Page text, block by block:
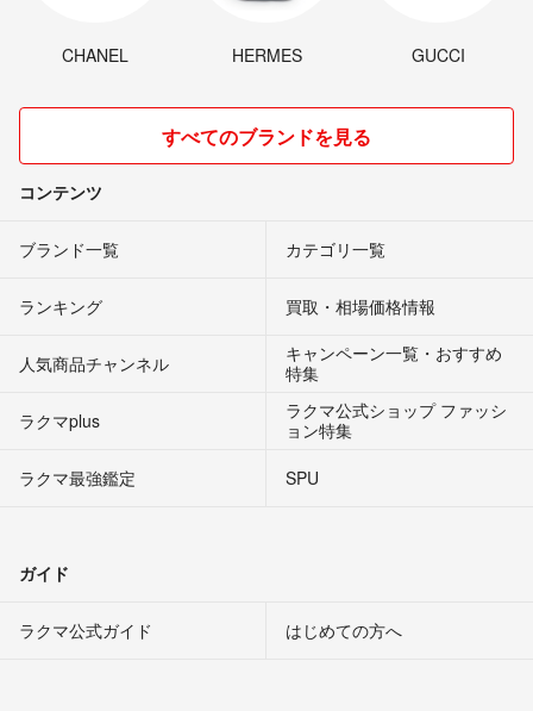
CHANEL HERMES GUCCI
すべてのブランドを見る
コンテンツ
ブランド一覧 カテゴリ一覧
ランキング 買取・相場価格情報
人気商品チャンネル
キャンペーン一覧・おすすめ
特集
ラクマplus
ラクマ公式ショップ ファッシ
ョン特集
ラクマ最強鑑定
SPU
ガイド
ラクマ公式ガイド はじめての方へ